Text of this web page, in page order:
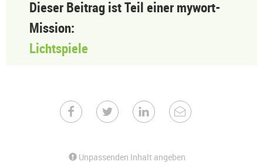
Dieser Beitrag ist Teil einer mywort-
Mission:
Lichtspiele
Unpassenden Inhalt angeben